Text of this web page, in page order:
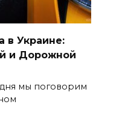
в Украине:
и Дорожной
мы поговорим